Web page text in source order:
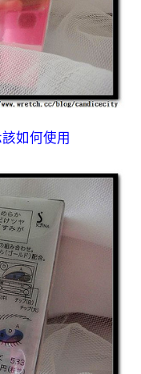
如何使用